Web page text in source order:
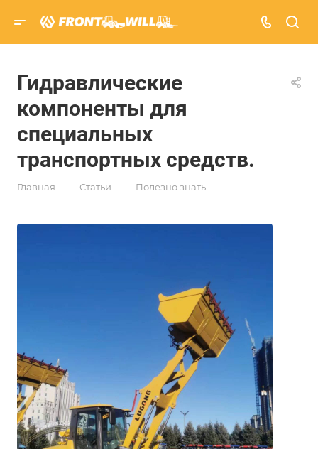
Гидравлические
компоненты для
специальных
транспортных средств.
Главная — Статьи — Полезно знать